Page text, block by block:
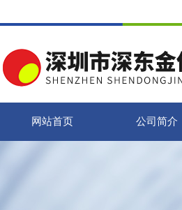
网站首页 公司简介